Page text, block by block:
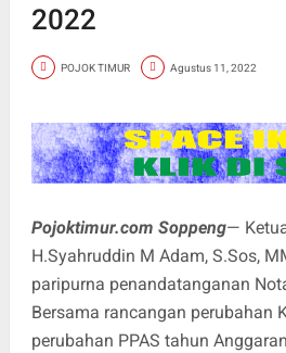
2022
POJOK TIMUR Agustus 11, 2022
Pojoktimur.com Soppeng—
H.Syahruddin M Adam, S.Sos,
paripurna penandatanganan
Bersama rancangan perubahan
perubahan PPAS tahun